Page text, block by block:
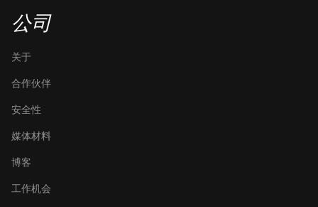
公司
关于
合作伙伴
安全性
媒体材料
博客
工作机会